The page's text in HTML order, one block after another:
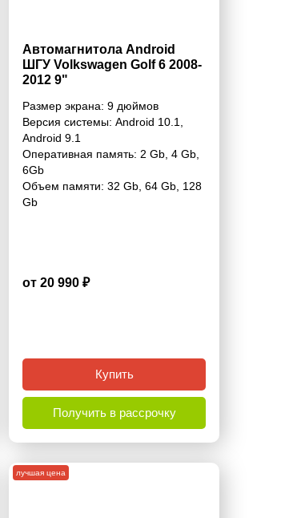
Автомагнитола Android
ШГУ Volkswagen Golf 6 2008-
2012 9"
Размер экрана: 9 дюймов
Версия системы: Android 10.1
Android 9.1
Оперативная память: 2 Gb 4 Gb
6Gb
Объем памяти: 32 Gb 64 Gb 128
Gb
от 20 990 ₽
Купить
Получить в рассрочку
лучшая цена